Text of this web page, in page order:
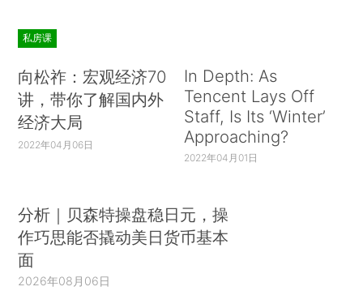
私房课
向松祚：宏观经济70
讲，带你了解国内外
经济大局
2022年04月06日
In Depth: As
Tencent Lays Off
Staff, Is Its ‘Winter’
Approaching?
2022年04月01日
分析｜贝森特操盘稳日元，操
作巧思能否撬动美日货币基本
面
2026年08月06日